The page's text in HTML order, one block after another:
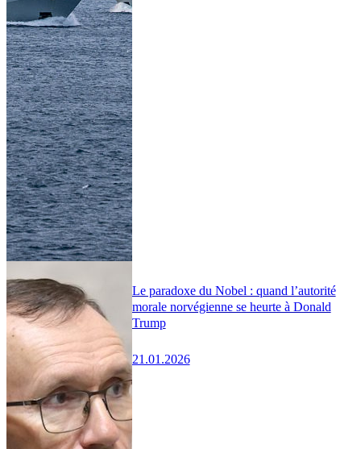
Le paradoxe du Nobel : quand l’autorité
morale norvégienne se heurte à Donald
Trump
21.01.2026